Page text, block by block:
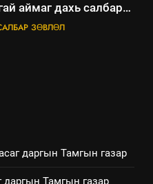
зөвлөл” аяны хүрээнд
арга
ЗӨВЛӨЛ
даргын Тамгын газар
даргын Тамгын газар